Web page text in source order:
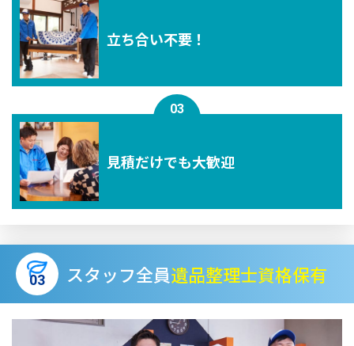
立ち合い不要！
03
⾒積だけでも⼤歓迎
03 スタッフ全員遺品整理士資格保有